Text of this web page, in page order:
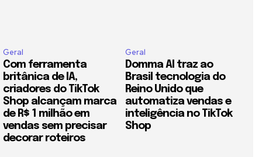
Geral
Com ferramenta
britânica de IA,
criadores do TikTok
Shop alcançam marca
de R$ 1 milhão em
vendas sem precisar
decorar roteiros
Geral
Domma AI traz ao
Brasil tecnologia do
Reino Unido que
automatiza vendas e
inteligência no TikTok
Shop